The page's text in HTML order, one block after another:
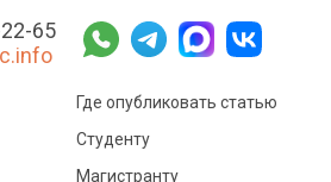
65
Где опубликовать статью
Студенту
Магистранту